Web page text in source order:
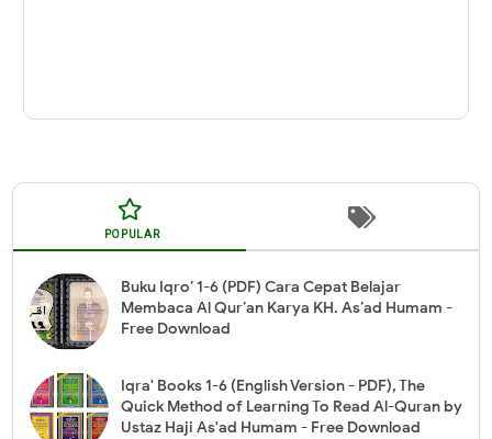
POPULAR
Buku Iqro’ 1-6 (PDF) Cara Cepat Belajar
Membaca Al Qur’an Karya KH. As’ad Humam -
Free Download
Iqra' Books 1-6 (English Version - PDF), The
Quick Method of Learning To Read Al-Quran by
Ustaz Haji As'ad Humam - Free Download